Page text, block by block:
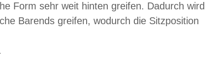
Form sehr weit hinten greifen. Dadurch wird
Barends greifen, wodurch die Sitzposition